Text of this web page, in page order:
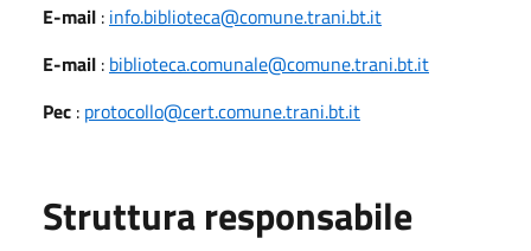
E-mail : info.biblioteca@comune.trani.bt.it
E-mail : biblioteca.comunale@comune.trani.bt.it
Pec : protocollo@cert.comune.trani.bt.it
Struttura responsabile